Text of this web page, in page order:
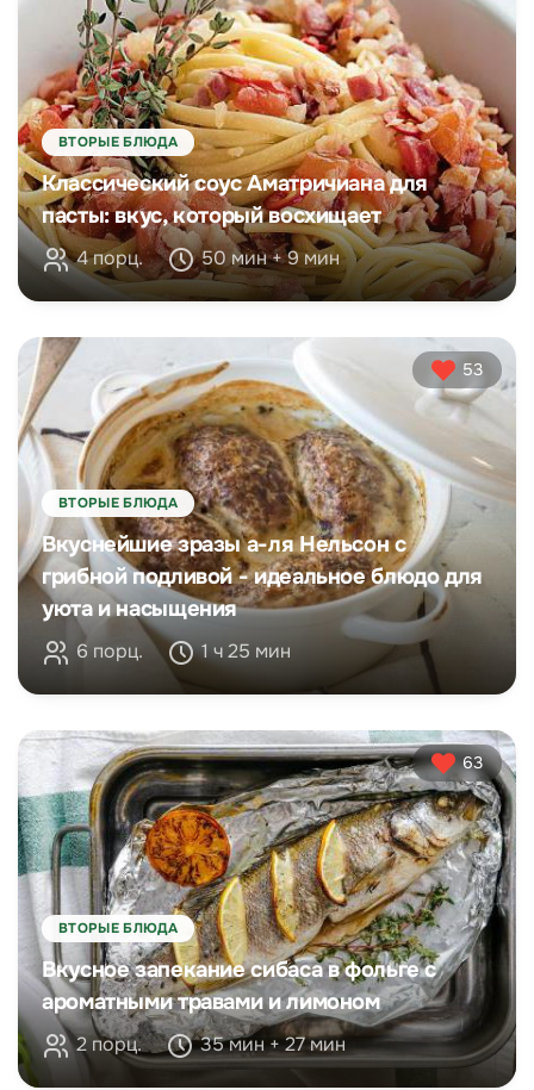
ВТОРЫЕ БЛЮДА
Классический соус Аматричиана для
пасты: вкус, который восхищает
4 порц. 50 мин + 9 мин
53
ВТОРЫЕ БЛЮДА
Вкуснейшие зразы а-ля Нельсон с
грибной подливой - идеальное блюдо для
уюта и насыщения
6 порц. 1 ч 25 мин
63
ВТОРЫЕ БЛЮДА
Вкусное запекание сибаса в фольге с
ароматными травами и лимоном
2 порц. 35 мин + 27 мин